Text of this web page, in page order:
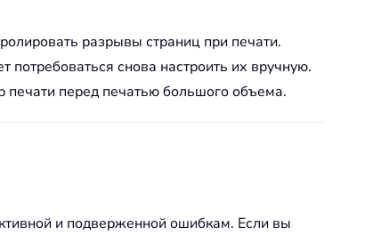
разрывы страниц при печати.
снова настроить их вручную.
печати перед печатью большого объема.
и подверженной ошибкам. Если вы